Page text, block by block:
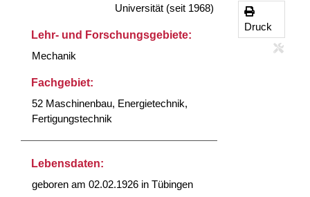
Universität (seit 1968)
Lehr- und Forschungsgebiete:
Mechanik
Fachgebiet:
52 Maschinenbau, Energietechnik,
Fertigungstechnik
Lebensdaten:
geboren am 02.02.1926 in Tübingen
Druck